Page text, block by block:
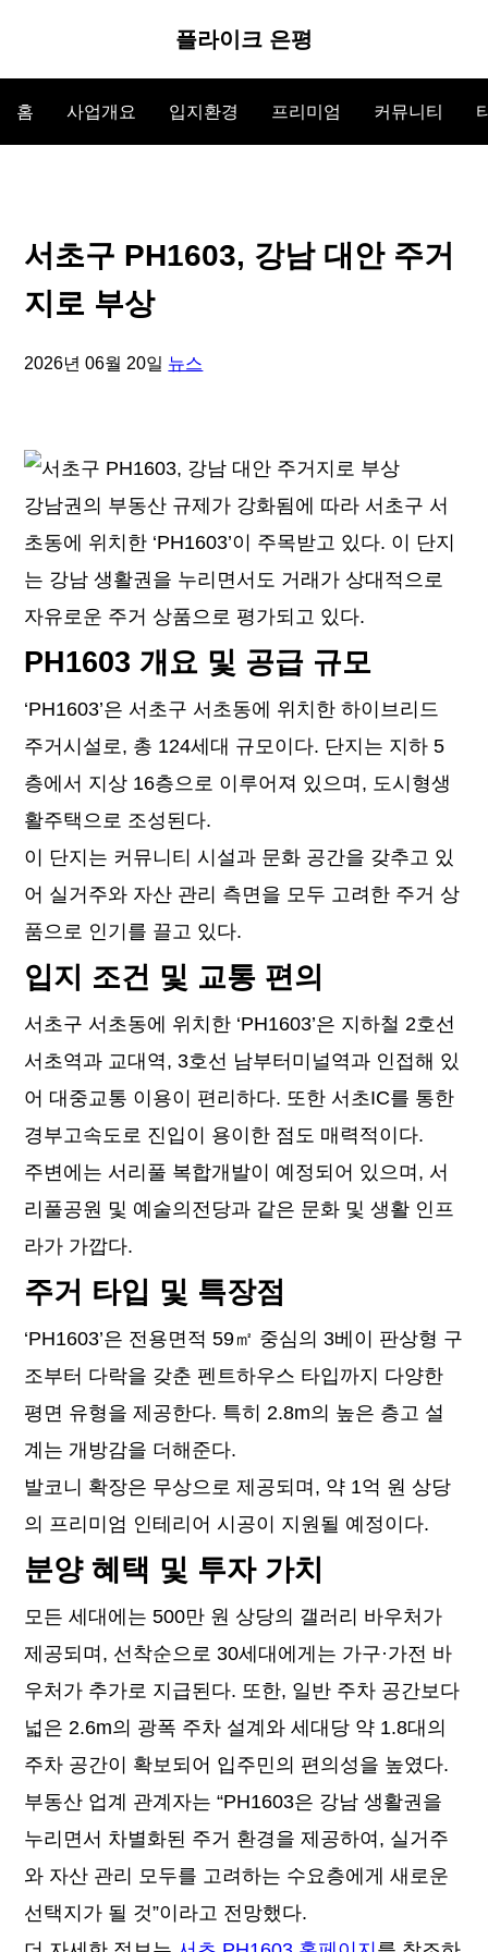
플라이크 은평
홈 사업개요 입지환경 프리미엄 커뮤니티
서초구 PH1603, 강남 대안 주거
지로 부상
2026년 06월 20일 뉴스
강남권의 부동산 규제가 강화됨에 따라 서초구 서
초동에 위치한 ‘PH1603’이 주목받고 있다. 이 단지
는 강남 생활권을 누리면서도 거래가 상대적으로
자유로운 주거 상품으로 평가되고 있다.
PH1603 개요 및 공급 규모
‘PH1603’은 서초구 서초동에 위치한 하이브리드
주거시설로, 총 124세대 규모이다. 단지는 지하 5
층에서 지상 16층으로 이루어져 있으며, 도시형생
활주택으로 조성된다.
이 단지는 커뮤니티 시설과 문화 공간을 갖추고 있
어 실거주와 자산 관리 측면을 모두 고려한 주거 상
품으로 인기를 끌고 있다.
입지 조건 및 교통 편의
서초구 서초동에 위치한 ‘PH1603’은 지하철 2호선
서초역과 교대역, 3호선 남부터미널역과 인접해 있
어 대중교통 이용이 편리하다. 또한 서초IC를 통한
경부고속도로 진입이 용이한 점도 매력적이다.
주변에는 서리풀 복합개발이 예정되어 있으며, 서
리풀공원 및 예술의전당과 같은 문화 및 생활 인프
라가 가깝다.
주거 타입 및 특장점
‘PH1603’은 전용면적 59㎡ 중심의 3베이 판상형 구
조부터 다락을 갖춘 펜트하우스 타입까지 다양한
평면 유형을 제공한다. 특히 2.8m의 높은 층고 설
계는 개방감을 더해준다.
발코니 확장은 무상으로 제공되며, 약 1억 원 상당
의 프리미엄 인테리어 시공이 지원될 예정이다.
분양 혜택 및 투자 가치
모든 세대에는 500만 원 상당의 갤러리 바우처가
제공되며, 선착순으로 30세대에게는 가구·가전 바
우처가 추가로 지급된다. 또한, 일반 주차 공간보다
넓은 2.6m의 광폭 주차 설계와 세대당 약 1.8대의
주차 공간이 확보되어 입주민의 편의성을 높였다.
부동산 업계 관계자는 “PH1603은 강남 생활권을
누리면서 차별화된 주거 환경을 제공하여, 실거주
와 자산 관리 모두를 고려하는 수요층에게 새로운
선택지가 될 것”이라고 전망했다.